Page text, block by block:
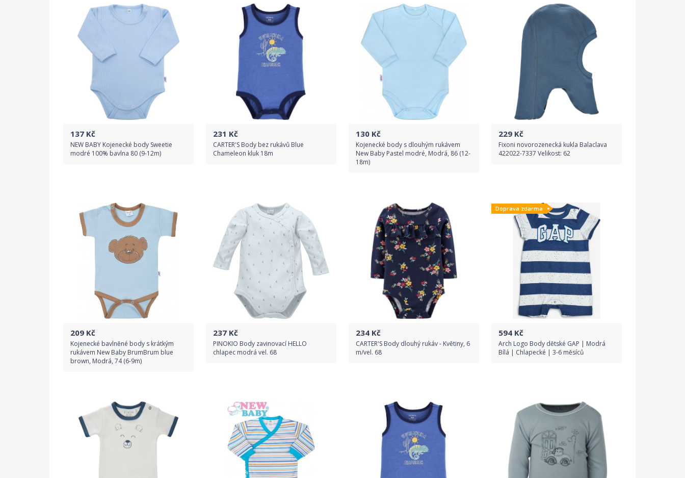
137 Kč
NEW BABY Kojenecké body Sweetie
modré 100% bavlna 80 (9-12m)
Detail produktu
231 Kč
CARTER'S Body bez rukávů Blue
Chameleon kluk 18m
Detail produktu
130 Kč
Kojenecké body s dlouhým rukávem
New Baby Pastel modré, Modrá, 86 (12-
18m)
Detail produktu
229 Kč
Fixoni novorozenecká kukla Balaclava
422022-7337 Velikost: 62
Detail produktu
209 Kč
Kojenecké bavlněné body s krátkým
rukávem New Baby BrumBrum blue
brown, Modrá, 74 (6-9m)
Detail produktu
237 Kč
PINOKIO Body zavinovací HELLO
chlapec modrá vel. 68
Detail produktu
234 Kč
CARTER'S Body dlouhý rukáv - Květiny, 6
m/vel. 68
Detail produktu
Doprava zdarma
594 Kč
Arch Logo Body dětské GAP | Modrá
Bílá | Chlapecké | 3-6 měsíců
Detail produktu